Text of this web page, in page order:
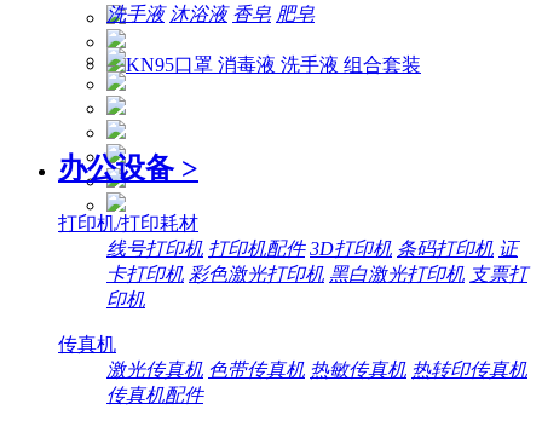
洗手液 沐浴液 香皂 肥皂
办公设备 >
打印机/打印耗材
线号打印机 打印机配件 3D打印机 条码打印机 证
卡打印机 彩色激光打印机 黑白激光打印机 支票打
印机
传真机
激光传真机 色带传真机 热敏传真机 热转印传真机
传真机配件